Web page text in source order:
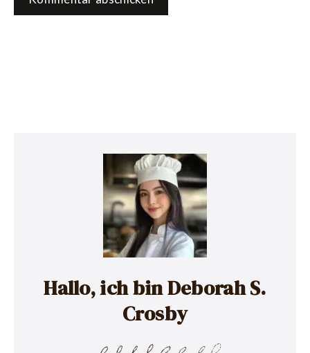
Hallo, ich bin Deborah S.
Crosby